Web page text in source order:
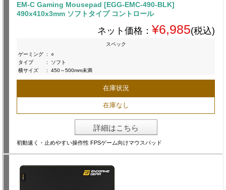
EM-C Gaming Mousepad [EGG-EMC-490-BLK]
490x410x3mm ソフトタイプ コントロール
ネット価格： ¥6,985(税込)
スペック
ゲーミング :
○
タイプ
:
ソフト
横サイズ
: 450～500mm未満
在庫状況
在庫なし
詳細はこちら
初動速く・止めやすい操作性 FPSゲーム向けマウスパッド